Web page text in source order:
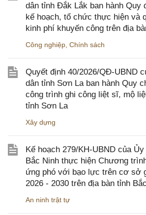
dân tỉnh Đắk Lắk ban hành Quy
kế hoạch, tổ chức thực hiện và
kinh phí khuyến công trên địa
Công nghiệp Chính sách
Quyết định 40/2026/QĐ-UBND
dân tỉnh Sơn La ban hành Quy
công trình ghi công liệt sĩ, mộ
tỉnh Sơn La
Xây dựng
Kế hoạch 279/KH-UBND của
Bắc Ninh thực hiện Chương
ứng phó với bạo lực trên cơ sở
2026 - 2030 trên địa bàn tỉnh
An ninh trật tự